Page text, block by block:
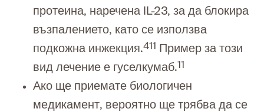
протеина, наречена IL-23, за да блокира
възпалението, като се използва
подкожна инжекция.411 Пример за този
вид лечение е гуселкумаб.11
Ако ще приемате биологичен
медикамент, вероятно ще трябва да се